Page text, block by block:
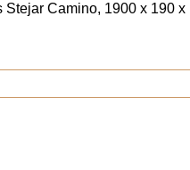
Stejar Camino, 1900 x 190 x